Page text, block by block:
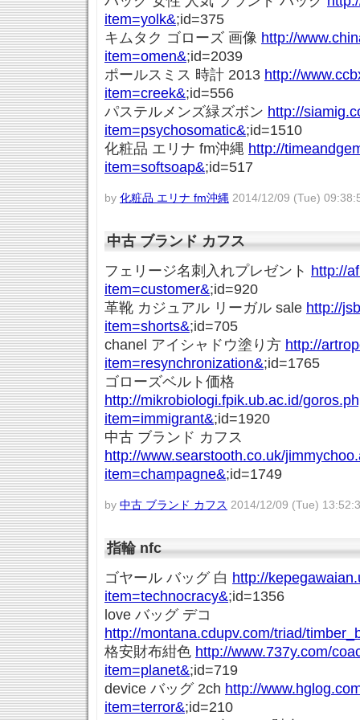
item=yolk&;id=375
キムタク ゴローズ 画像 http://
item=omen&;id=2039
ポールスミス 時計 2013 http://
item=creek&;id=556
パステルメンズ緑ズボン http://
item=psychosomatic&;id=1510
化粧品 エリナ fm沖縄 http://
item=softsoap&;id=517
by 化粧品 エリナ fm沖縄 2014/12/09 (Tue)
中古 ブランド カフス
フェリージ名刺入れプレゼント http://
item=customer&;id=920
革靴 カジュアル リーガル sale http://
item=shorts&;id=705
chanel アイシャドウ塗り方 http://
item=resynchronization&;id=1765
ゴローズベルト価格
http://mikrobiologi.fpik.ub.ac.id/
item=immigrant&;id=1920
中古 ブランド カフス
http://www.searstooth.co.uk/
item=champagne&;id=1749
by 中古 ブランド カフス 2014/12/09 (Tue)
指輪 nfc
ゴヤール バッグ 白 http://
item=technocracy&;id=1356
love バッグ デコ
http://montana.cdupv.com/triad/
格安財布紺色 http://www.737y.com/
item=planet&;id=719
device バッグ 2ch http://
item=terror&;id=210